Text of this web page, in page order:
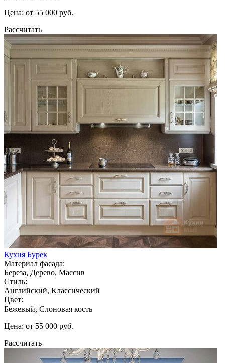
Цена: от 55 000 руб.
Рассчитать
Кухня Бурек
Материал фасада:
Береза, Дерево, Массив
Стиль:
Английский, Классический
Цвет:
Бежевый, Слоновая кость
Цена: от 55 000 руб.
Рассчитать